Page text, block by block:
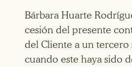
Bárbara Huarte
cesión del presente
del Cliente a un tercero
cuando este haya sido